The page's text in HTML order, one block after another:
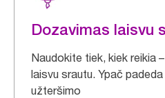
Dozavimas laisvu
Naudokite tiek, kiek reikia
laisvu srautu. Ypač
užteršimo